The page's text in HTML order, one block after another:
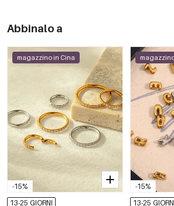
Abbinalo a
-15%
magazzino in Cina
13-25 GIORNI
-15%
13-25